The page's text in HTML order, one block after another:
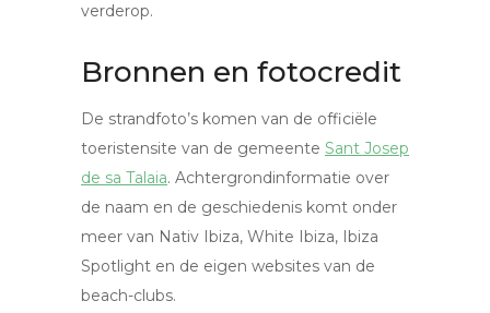
verderop.
Bronnen en fotocredit
De strandfoto’s komen van de officiële
toeristensite van de gemeente Sant Josep
de sa Talaia. Achtergrondinformatie over
de naam en de geschiedenis komt onder
meer van Nativ Ibiza, White Ibiza, Ibiza
Spotlight en de eigen websites van de
beach-clubs.